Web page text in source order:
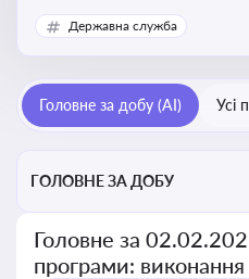
використання бюджетних
реалізації та знайти шляхи їх
Державна служба
Головне за добу (AI) Усі
ГОЛОВНЕ ЗА ДОБУ
Головне за
програми: